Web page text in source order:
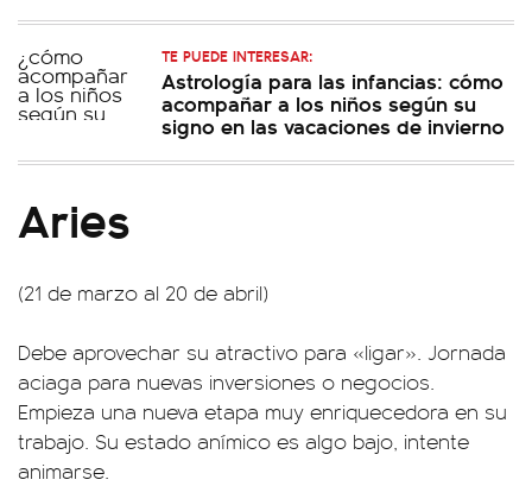
TE PUEDE INTERESAR:
Astrología para las infancias: cómo
acompañar a los niños según su
signo en las vacaciones de invierno
Aries
(21 de marzo al 20 de abril)
Debe aprovechar su atractivo para «ligar». Jornada
aciaga para nuevas inversiones o negocios.
Empieza una nueva etapa muy enriquecedora en su
trabajo. Su estado anímico es algo bajo, intente
animarse.